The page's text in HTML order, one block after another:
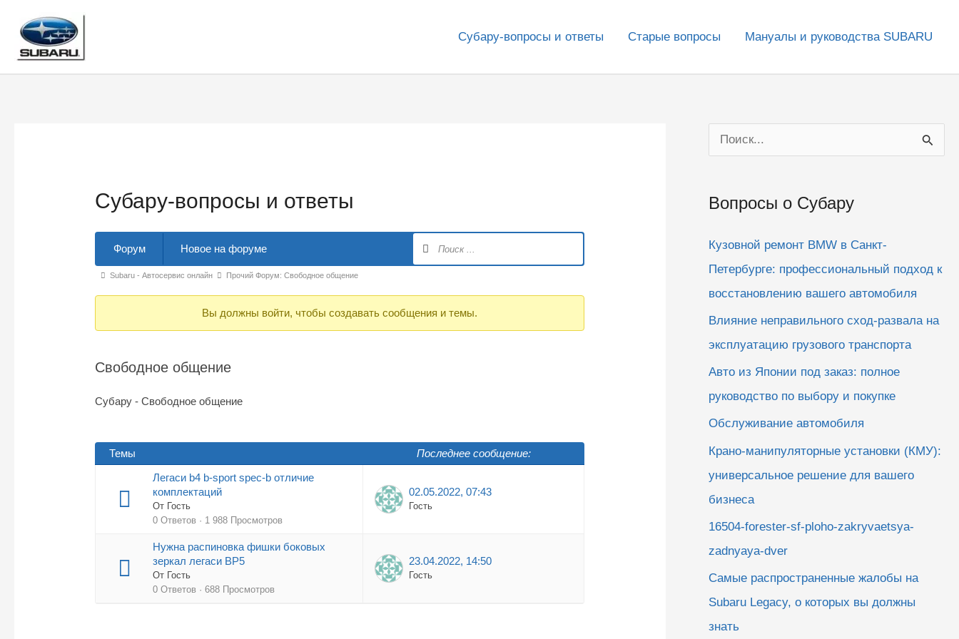
содержимому
Субару-вопросы и ответы Старые вопросы Мануалы и руководства SUBARU
Субару-вопросы и ответы
Форума
Форум Новое на форуме
Форум
Вы
Subaru - Автосервис онлайн Прочий Форум: Свободное общение
Вы должны войти, чтобы создавать сообщения и темы.
Свободное общение
Субару - Свободное общение
Темы
Последнее сообщение:
Легаси b4 b-sport spec-b отличие
комплектаций
От Гость
0 Ответов · 1 988 Просмотров
02.05.2022, 07:43
Гость
Нужна распиновка фишки боковых
зеркал легаси BP5
От Гость
0 Ответов · 688 Просмотров
23.04.2022, 14:50
Гость
о
с
Вопросы о Субару
Кузовной ремонт BMW в Санкт-
Петербурге: профессиональный подход к
восстановлению вашего автомобиля
Влияние неправильного сход-развала на
эксплуатацию грузового транспорта
Авто из Японии под заказ: полное
руководство по выбору и покупке
Обслуживание автомобиля
Крано-манипуляторные установки (КМУ):
универсальное решение для вашего
бизнеса
16504-forester-sf-ploho-zakryvaetsya-
zadnyaya-dver
Самые распространенные жалобы на
Subaru Legacy, о которых вы должны
знать